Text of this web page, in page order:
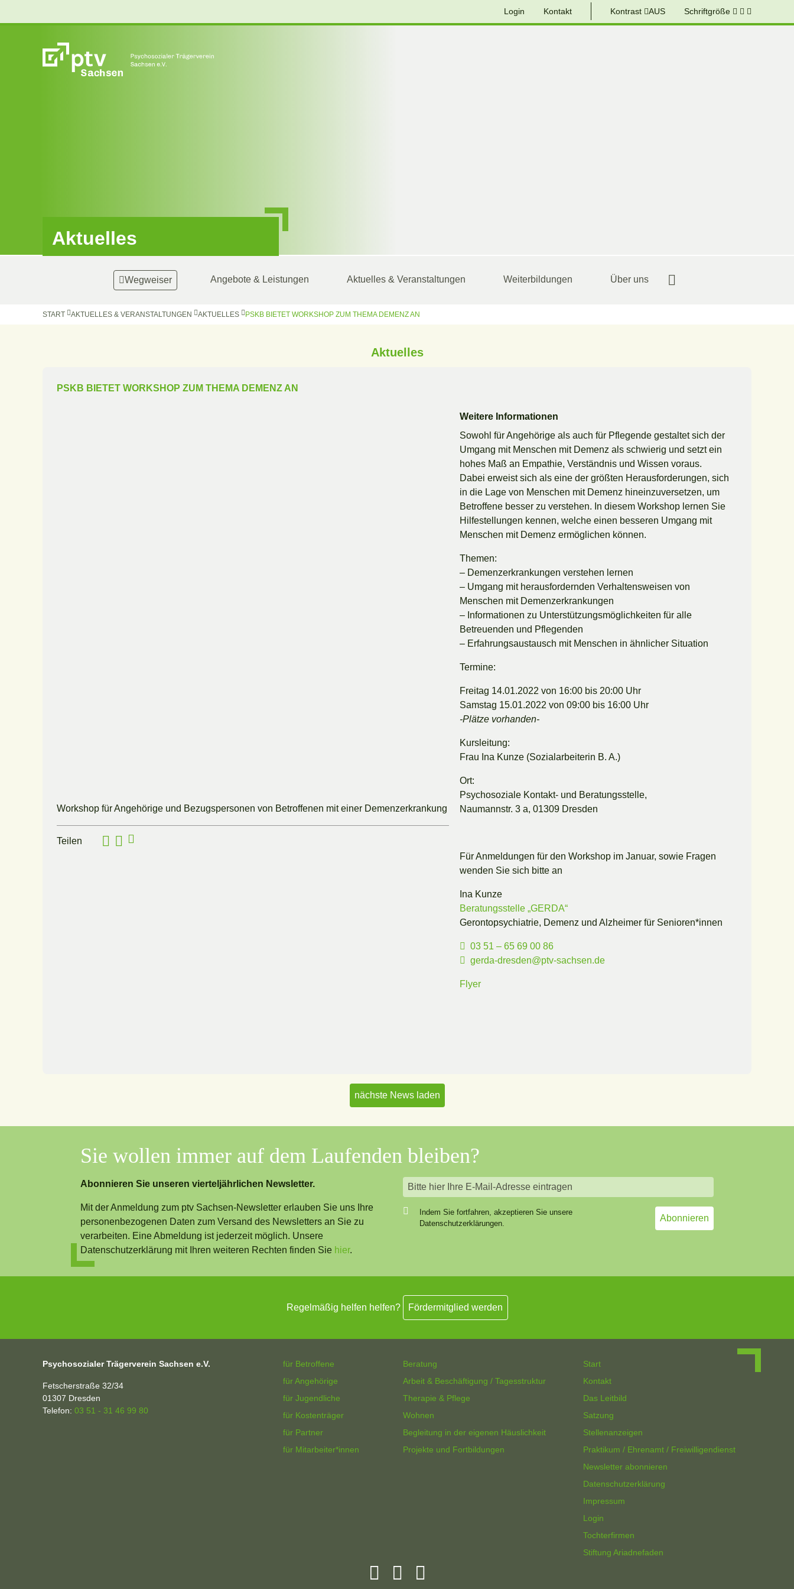
Login Kontakt Kontrast AUS Schriftgröße
Aktuelles
Wegweiser Angebote & Leistungen Aktuelles & Veranstaltungen Weiterbildungen Über uns
START AKTUELLES & VERANSTALTUNGEN AKTUELLES PSKB BIETET WORKSHOP ZUM THEMA DEMENZ AN
Aktuelles
PSKB BIETET WORKSHOP ZUM THEMA DEMENZ AN
Workshop für Angehörige und Bezugspersonen von Betroffenen mit einer Demenzerkrankung
Teilen
Weitere Informationen
Sowohl für Angehörige als auch für Pflegende gestaltet sich der
Umgang mit Menschen mit Demenz als schwierig und setzt ein
hohes Maß an Empathie, Verständnis und Wissen voraus.
Dabei erweist sich als eine der größten Herausforderungen, sich
in die Lage von Menschen mit Demenz hineinzuversetzen, um
Betroffene besser zu verstehen. In diesem Workshop lernen Sie
Hilfestellungen kennen, welche einen besseren Umgang mit
Menschen mit Demenz ermöglichen können.
Themen:
– Demenzerkrankungen verstehen lernen
– Umgang mit herausfordernden Verhaltensweisen von
Menschen mit Demenzerkrankungen
– Informationen zu Unterstützungsmöglichkeiten für alle
Betreuenden und Pflegenden
– Erfahrungsaustausch mit Menschen in ähnlicher Situation
Termine:
Freitag 14.01.2022 von 16:00 bis 20:00 Uhr
Samstag 15.01.2022 von 09:00 bis 16:00 Uhr
-Plätze vorhanden-
Kursleitung:
Frau Ina Kunze (Sozialarbeiterin B. A.)
Ort:
Psychosoziale Kontakt- und Beratungsstelle,
Naumannstr. 3 a, 01309 Dresden
Für Anmeldungen für den Workshop im Januar, sowie Fragen
wenden Sie sich bitte an
Ina Kunze
Beratungsstelle „GERDA“
Gerontopsychiatrie, Demenz und Alzheimer für Senioren*innen
03 51 – 65 69 00 86
gerda-dresden@ptv-sachsen.de
Flyer
nächste News laden
Sie wollen immer auf dem Laufenden bleiben?
Abonnieren Sie unseren vierteljährlichen Newsletter.
Mit der Anmeldung zum ptv Sachsen-Newsletter erlauben Sie uns Ihre
personenbezogenen Daten zum Versand des Newsletters an Sie zu
verarbeiten. Eine Abmeldung ist jederzeit möglich. Unsere
Datenschutzerklärung mit Ihren weiteren Rechten finden Sie hier.
Indem Sie fortfahren, akzeptieren Sie unsere
Datenschutzerklärungen.
Regelmäßig helfen helfen? Fördermitglied werden
Psychosozialer Trägerverein Sachsen e.V.
Fetscherstraße 32/34
01307 Dresden
Telefon: 03 51 - 31 46 99 80
für Betroffene
für Angehörige
für Jugendliche
für Kostenträger
für Partner
für Mitarbeiter*innen
Beratung
Arbeit & Beschäftigung / Tagesstruktur
Therapie & Pflege
Wohnen
Begleitung in der eigenen Häuslichkeit
Projekte und Fortbildungen
Start
Kontakt
Das Leitbild
Satzung
Stellenanzeigen
Praktikum / Ehrenamt / Freiwilligendienst
Newsletter abonnieren
Datenschutzerklärung
Impressum
Login
Tochterfirmen
Stiftung Ariadnefaden